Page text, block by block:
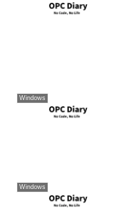
Windows
Windows